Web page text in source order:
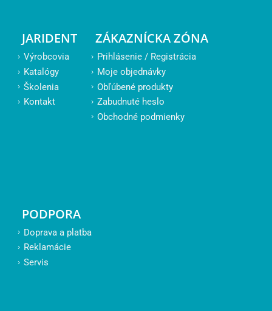
JARIDENT
Výrobcovia
Katalógy
Školenia
Kontakt
ZÁKAZNÍCKA ZÓNA
Prihlásenie / Registrácia
Moje objednávky
Obľúbené produkty
Zabudnuté heslo
Obchodné podmienky
PODPORA
Doprava a platba
Reklamácie
Servis